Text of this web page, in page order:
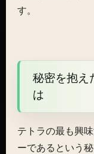
す。
秘密を抱
は
テトラの最も興
ーであるという